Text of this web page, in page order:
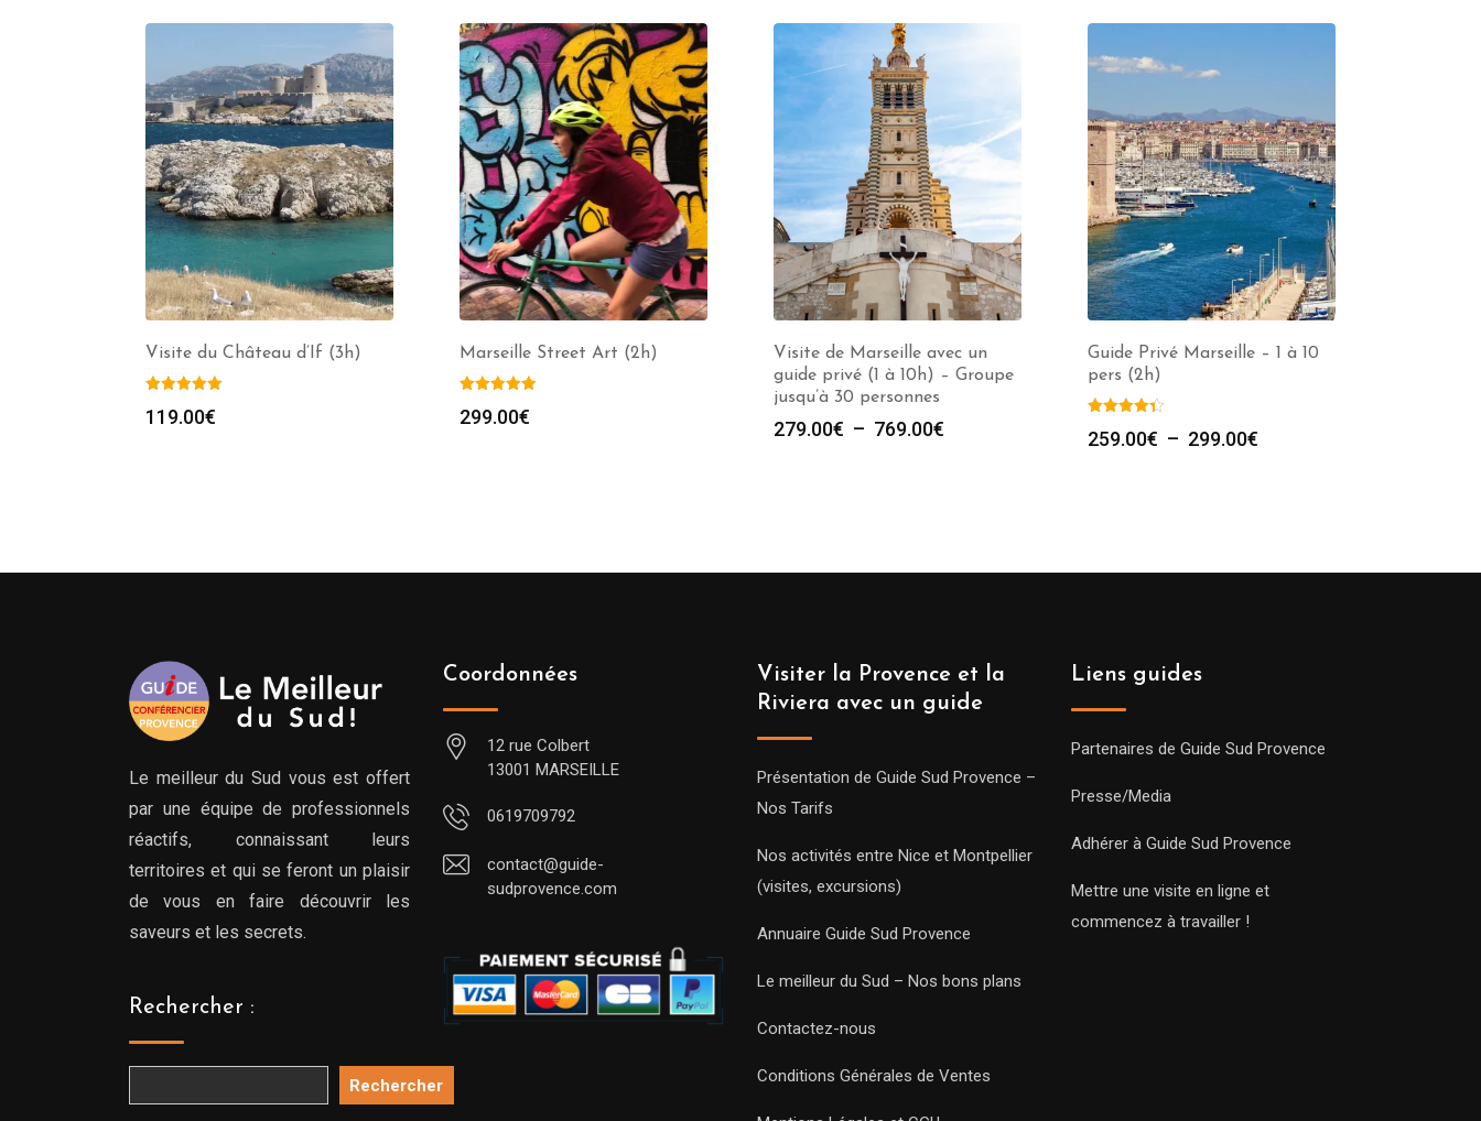
Visite du Château d’If (3h)
119.00€
Marseille Street Art (2h)
299.00€
Visite de Marseille avec un
guide privé (1 à 10h) – Groupe
jusqu’à 30 personnes
279.00€ – 769.00€
Guide Privé Marseille – 1 à 10
pers (2h)
259.00€ – 299.00€
Le meilleur du Sud vous est offert
par une équipe de professionnels
réactifs, connaissant leurs
territoires et qui se feront un plaisir
de vous en faire découvrir les
saveurs et les secrets.
Rechercher :
Rechercher
Coordonnées
12 rue Colbert
13001 MARSEILLE
0619709792
contact@guide-
sudprovence.com
Visiter la Provence et la
Riviera avec un guide
Présentation de Guide Sud Provence –
Nos Tarifs
Nos activités entre Nice et Montpellier
(visites, excursions)
Annuaire Guide Sud Provence
Le meilleur du Sud – Nos bons plans
Contactez-nous
Conditions Générales de Ventes
Liens guides
Partenaires de Guide Sud Provence
Presse/Media
Adhérer à Guide Sud Provence
Mettre une visite en ligne et
commencez à travailler !